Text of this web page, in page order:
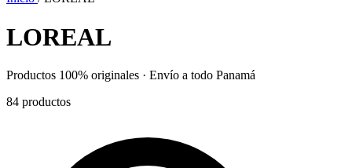
LOREAL
Productos 100% originales · Envío a todo Panamá
84 productos